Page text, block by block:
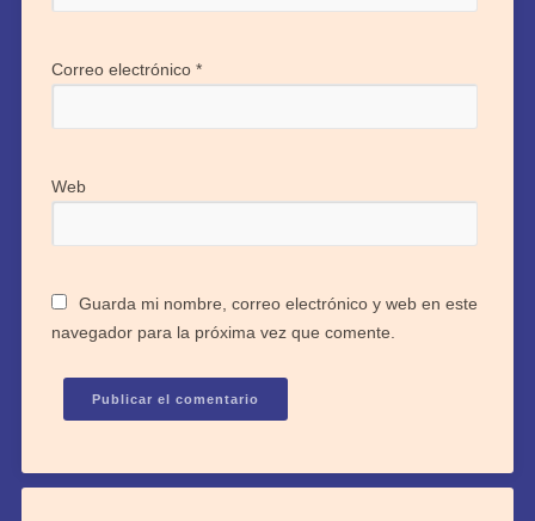
Correo electrónico *
Web
Guarda mi nombre, correo electrónico y web en este
navegador para la próxima vez que comente.